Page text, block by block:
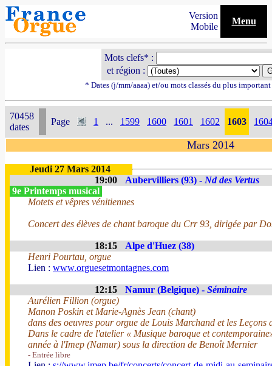
Version
Mobile
Menu
Mots clefs* :
et région :
* Dates (j/mm/aaaa) et/ou mots classés du plus
70458
dates
Page 1 ... 1599 1600 1601 1602 1603
Mars 2014
Jeudi 27 Mars 2014
19:00
Aubervilliers (93) - Nd des Vertus
9e Printemps musical
Motets et vêpres vénitiennes
Concert des élèves de chant baroque du Crr 93, dirigée par
18:15
Alpe d'Huez (38)
Henri Pourtau, orgue
Lien : www.orguesetmontagnes.com
12:15 Namur (Belgique) - Séminaire
Aurélien Fillion (orgue)
Manon Poskin et Marie-Agnès Jean (chant)
dans des oeuvres pour orgue de Louis Marchand et les
Dans le cadre de l'atelier « Musique baroque et
année à l'Imep (Namur) sous la direction de Benoît Mernier
- Entrée libre